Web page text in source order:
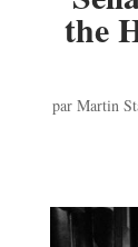
the
parMartin